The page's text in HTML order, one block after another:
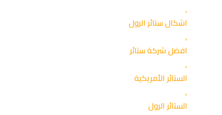
,
اشكال ستائر الرول
,
افضل شركة ستائر
,
الستائر الأمريكية
,
الستائر الرول